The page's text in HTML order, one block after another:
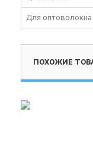
Для оптоволокна
ПОХОЖИЕ